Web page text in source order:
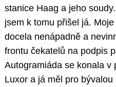
stanice Haag a jeho
jsem k tomu přišel já.
docela nenápadně a
frontu čekatelů na podpis
Autogramiáda se konala v
Luxor a já měl pro